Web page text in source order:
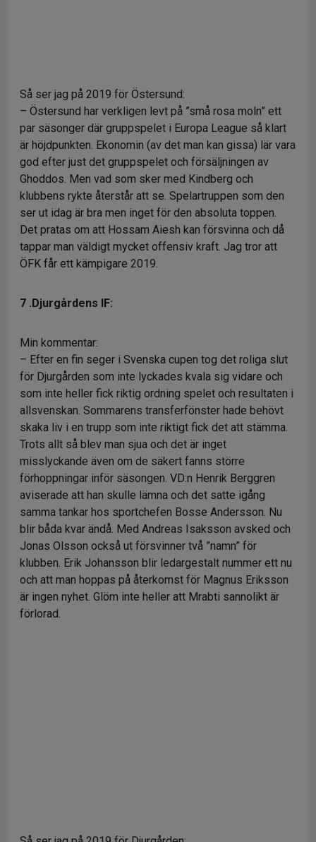
Så ser jag på 2019 för Östersund:
– Östersund har verkligen levt på ”små rosa moln” ett
par säsonger där gruppspelet i Europa League så klart
är höjdpunkten. Ekonomin (av det man kan gissa) lär vara
god efter just det gruppspelet och försäljningen av
Ghoddos. Men vad som sker med Kindberg och
klubbens rykte återstår att se. Spelartruppen som den
ser ut idag är bra men inget för den absoluta toppen.
Det pratas om att Hossam Aiesh kan försvinna och då
tappar man väldigt mycket offensiv kraft. Jag tror att
ÖFK får ett kämpigare 2019.
7 .Djurgårdens IF:
Min kommentar:
– Efter en fin seger i Svenska cupen tog det roliga slut
för Djurgården som inte lyckades kvala sig vidare och
som inte heller fick riktig ordning spelet och resultaten i
allsvenskan. Sommarens transferfönster hade behövt
skaka liv i en trupp som inte riktigt fick det att stämma.
Trots allt så blev man sjua och det är inget
misslyckande även om de säkert fanns större
förhoppningar inför säsongen. VD:n Henrik Berggren
aviserade att han skulle lämna och det satte igång
samma tankar hos sportchefen Bosse Andersson. Nu
blir båda kvar ändå. Med Andreas Isaksson avsked och
Jonas Olsson också ut försvinner två ”namn” för
klubben. Erik Johansson blir ledargestalt nummer ett nu
och att man hoppas på återkomst för Magnus Eriksson
är ingen nyhet. Glöm inte heller att Mrabti sannolikt är
förlorad.